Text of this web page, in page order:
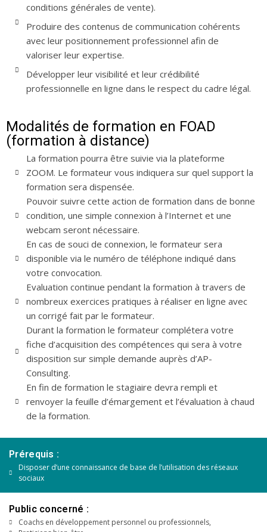
Prérequis :
Disposer d’une connaissance de base de l’utilisation des réseaux
sociaux
Public concerné :
Coachs en développement personnel ou professionnels,
conditions générales de vente).
Produire des contenus de communication cohérents
avec leur positionnement professionnel afin de
valoriser leur expertise.
Développer leur visibilité et leur crédibilité
professionnelle en ligne dans le respect du cadre légal.
Modalités de formation en FOAD
(formation à distance)
La formation pourra être suivie via la plateforme
ZOOM. Le formateur vous indiquera sur quel support la
formation sera dispensée.
Pouvoir suivre cette action de formation dans de bonne
condition, une simple connexion à l’Internet et une
webcam seront nécessaire.
En cas de souci de connexion, le formateur sera
disponible via le numéro de téléphone indiqué dans
votre convocation.
Evaluation continue pendant la formation à travers de
nombreux exercices pratiques à réaliser en ligne avec
un corrigé fait par le formateur.
Durant la formation le formateur complétera votre
fiche d’acquisition des compétences qui sera à votre
disposition sur simple demande auprès d’AP-
Consulting.
En fin de formation le stagiaire devra rempli et
renvoyer la feuille d’émargement et l’évaluation à chaud
de la formation.